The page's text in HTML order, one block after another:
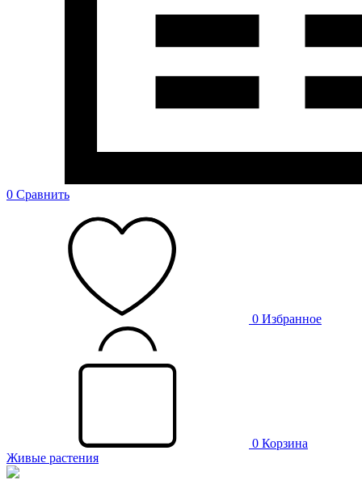
0 Сравнить
0 Избранное
0 Корзина
Живые растения